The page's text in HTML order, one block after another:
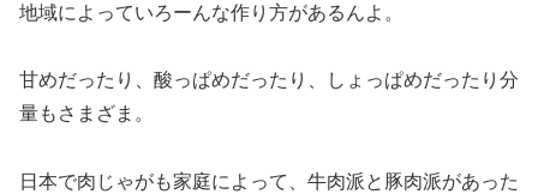
地域によっていろーんな作り方があるんよ。
甘めだったり、酸っぱめだったり、しょっぱめだったり分
量もさまざま。
日本で肉じゃがも家庭によって、牛肉派と豚肉派があった